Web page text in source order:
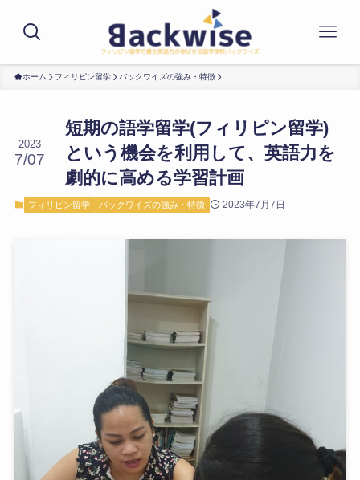
ホーム フィリピン留学 バックワイズの強み・特徴
短期の語学留学(フィリピン留学)
という機会を利用して、英語力を
劇的に高める学習計画
2023
7/07
フィリピン留学 バックワイズの強み・特徴 2023年7月7日